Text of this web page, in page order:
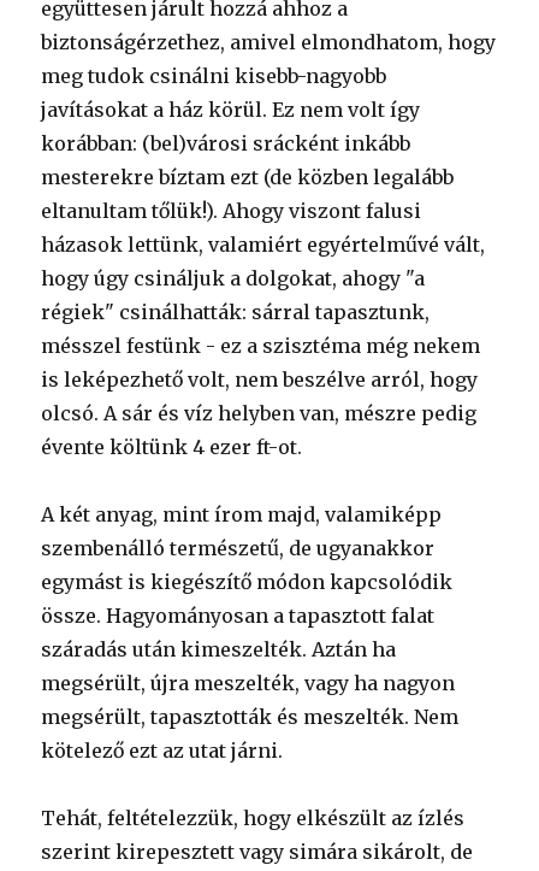
együttesen járult hozzá ahhoz a
biztonságérzethez, amivel elmondhatom, hogy
meg tudok csinálni kisebb-nagyobb
javításokat a ház körül. Ez nem volt így
korábban: (bel)városi srácként inkább
mesterekre bíztam ezt (de közben legalább
eltanultam tőlük!). Ahogy viszont falusi
házasok lettünk, valamiért egyértelművé vált,
hogy úgy csináljuk a dolgokat, ahogy "a
régiek" csinálhatták: sárral tapasztunk,
mésszel festünk - ez a szisztéma még nekem
is leképezhető volt, nem beszélve arról, hogy
olcsó. A sár és víz helyben van, mészre pedig
évente költünk 4 ezer ft-ot.
A két anyag, mint írom majd, valamiképp
szembenálló természetű, de ugyanakkor
egymást is kiegészítő módon kapcsolódik
össze. Hagyományosan a tapasztott falat
száradás után kimeszelték. Aztán ha
megsérült, újra meszelték, vagy ha nagyon
megsérült, tapasztották és meszelték. Nem
kötelező ezt az utat járni.
Tehát, feltételezzük, hogy elkészült az ízlés
szerint kirepesztett vagy simára sikárolt, de